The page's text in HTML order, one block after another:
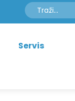
Servis